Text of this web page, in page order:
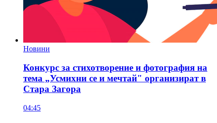
Новини
Конкурс за стихотворение и фотография на
тема „Усмихни се и мечтай" организират в
Стара Загора
04:45